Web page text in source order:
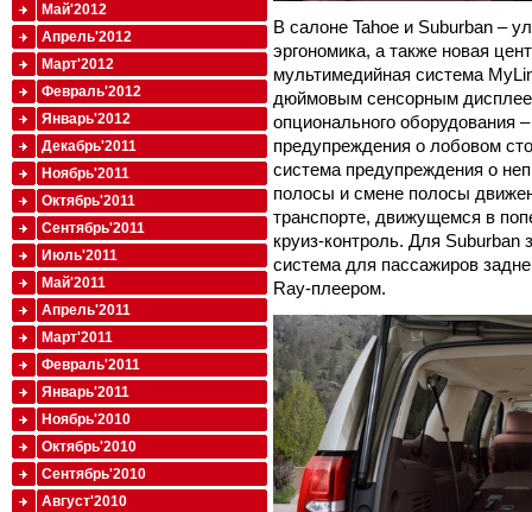
В салоне Tahoe и Suburban –
эргономика, а также новая
мультимедийная система
дюймовым сенсорным
опционального оборудования
предупреждения о лобовом
система предупреждения о
полосы и смене полосы
транспорте, движущемся в
круиз-контроль. Для Suburban
система для пассажиров
Ray-плеером.
Май'2012
Апрель'2012
Март'2012
Февраль'2012
Январь'2012
Декабрь'2011
Ноябрь'2011
Октябрь'2011
Сентябрь'2011
Июль'2011
Май'2011
Апрель'2011
Март'2011
Февраль'2011
Январь'2011
Ноябрь'2010
Октябрь'2010
Сентябрь'2010
Август'2010